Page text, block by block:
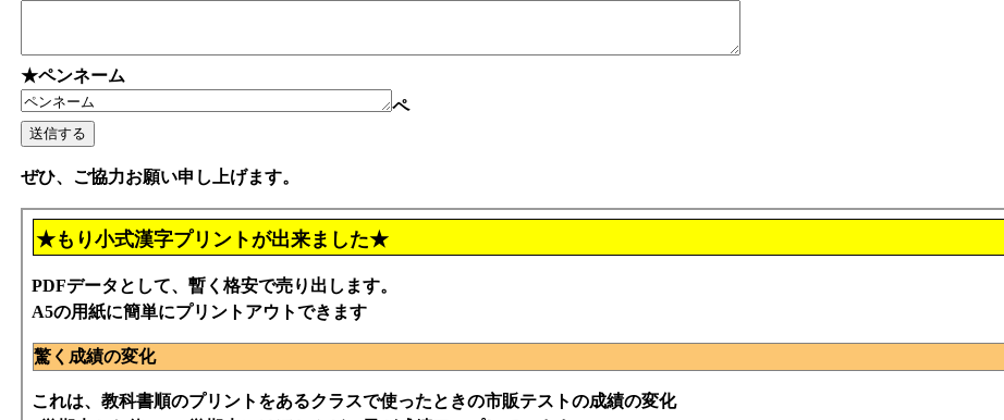
★ペンネーム
ペ
ぜひ、ご協力お願い申し上げます。